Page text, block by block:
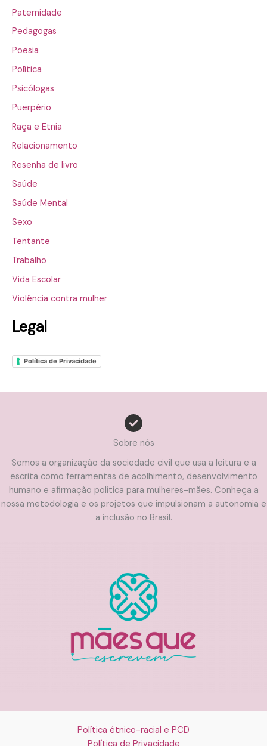
Paternidade
Pedagogas
Poesia
Política
Psicólogas
Puerpério
Raça e Etnia
Relacionamento
Resenha de livro
Saúde
Saúde Mental
Sexo
Tentante
Trabalho
Vida Escolar
Violência contra mulher
Legal
Política de Privacidade
Sobre nós
Somos a organização da sociedade civil que usa a leitura e a
escrita como ferramentas de acolhimento, desenvolvimento
humano e afirmação política para mulheres-mães. Conheça a
nossa metodologia e os projetos que impulsionam a autonomia e
a inclusão no Brasil.
Política étnico-racial e PCD